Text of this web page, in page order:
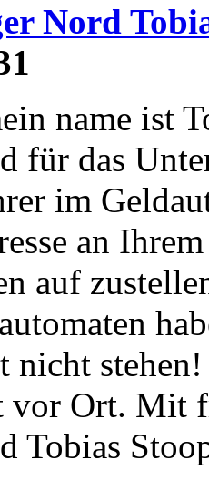
Nord
name ist
für das
im
an
auf
nicht
Ort. Mit
Tobias